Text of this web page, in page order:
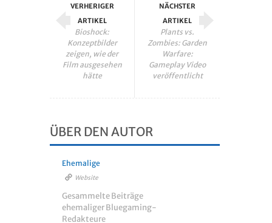
VERHERIGER
ARTIKEL
Bioshock:
Konzeptbilder
zeigen, wie der
Film ausgesehen
hätte
NÄCHSTER
ARTIKEL
Plants vs.
Zombies: Garden
Warfare:
Gameplay Video
veröffentlicht
ÜBER DEN AUTOR
Ehemalige
Website
Gesammelte Beiträge
ehemaliger Bluegaming-
Redakteure